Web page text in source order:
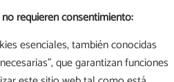
requieren consentimiento:
esenciales, también conocidas
que garantizan funciones